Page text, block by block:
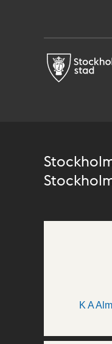
K A